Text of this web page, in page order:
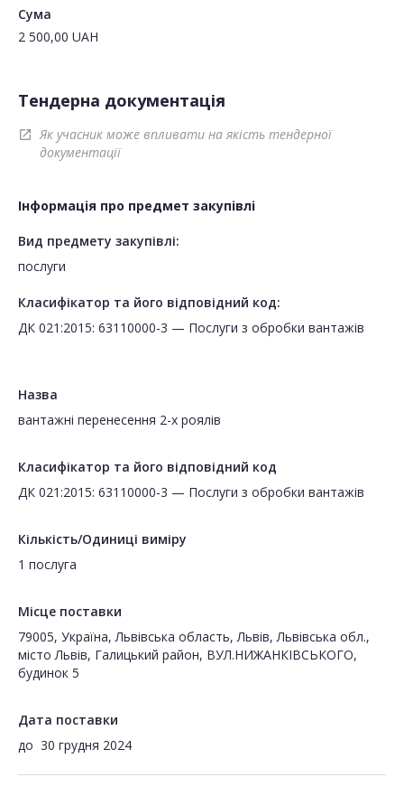
Сума
2 500,00 UAH
Тендерна документація
open_in_new
Як учасник може впливати на якість тендерної
документації
Інформація про предмет закупівлі
Вид предмету закупівлі:
послуги
Класифікатор та його відповідний код:
ДК 021:2015: 63110000-3 — Послуги з обробки вантажів
Назва
вантажні перенесення 2-х роялів
Класифікатор та його відповідний код
ДК 021:2015: 63110000-3 — Послуги з обробки вантажів
Кількість/Одиниці виміру
1 послуга
Місце поставки
79005, Україна, Львівська область, Львів, Львівська обл.,
місто Львів, Галицький район, ВУЛ.НИЖАНКІВСЬКОГО,
будинок 5
Дата поставки
до 30 грудня 2024